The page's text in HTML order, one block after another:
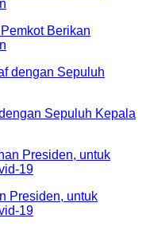
Berikan
Sepuluh Kepala
Presiden, untuk
19